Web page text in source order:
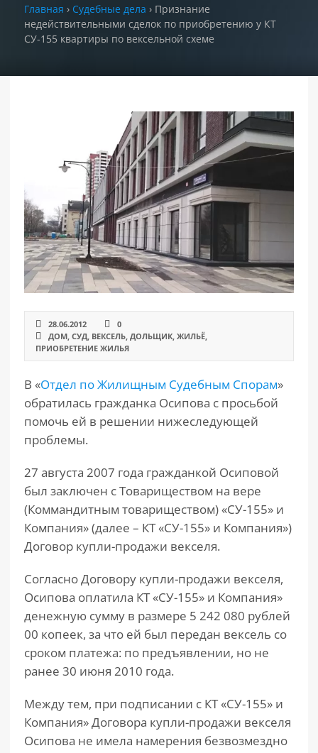
РАЗДЕЛЫ
САЙТА
Главная › Судебные дела › Признание
недействительными сделок по приобретению у КТ
СУ-155 квартиры по вексельной схеме
28.06.2012
ДОМ, СУД, ВЕКСЕЛЬ, ДОЛЬЩИК, ЖИЛЬЁ,
ПРИОБРЕТЕНИЕ ЖИЛЬЯ
0
В «Отдел по Жилищным Судебным Спорам»
обратилась гражданка Осипова с просьбой
помочь ей в решении нижеследующей
проблемы.
27 августа 2007 года гражданкой Осиповой
был заключен с Товариществом на вере
(Коммандитным товариществом) «СУ-155» и
Компания» (далее – КТ «СУ-155» и Компания»)
Договор купли-продажи векселя.
Согласно Договору купли-продажи векселя,
Осипова оплатила КТ «СУ-155» и Компания»
денежную сумму в размере 5 242 080 рублей
00 копеек, за что ей был передан вексель со
сроком платежа: по предъявлении, но не
ранее 30 июня 2010 года.
Между тем, при подписании с КТ «СУ-155» и
Компания» Договора купли-продажи векселя
Осипова не имела намерения безвозмездно